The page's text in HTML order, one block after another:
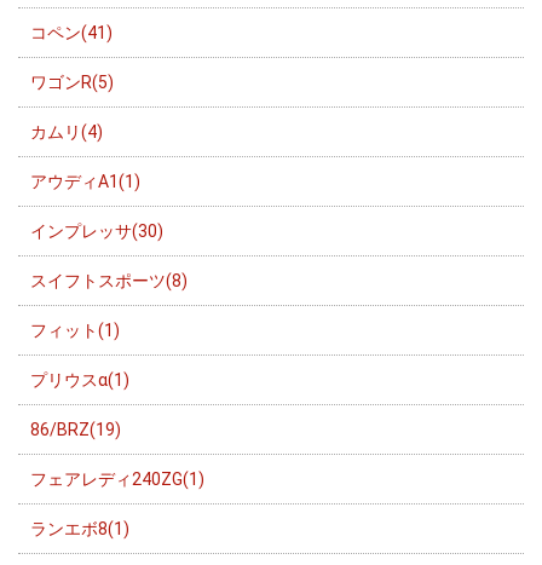
コペン(41)
ワゴンR(5)
カムリ(4)
アウディA1(1)
インプレッサ(30)
スイフトスポーツ(8)
フィット(1)
プリウスα(1)
86/BRZ(19)
フェアレディ240ZG(1)
ランエボ8(1)